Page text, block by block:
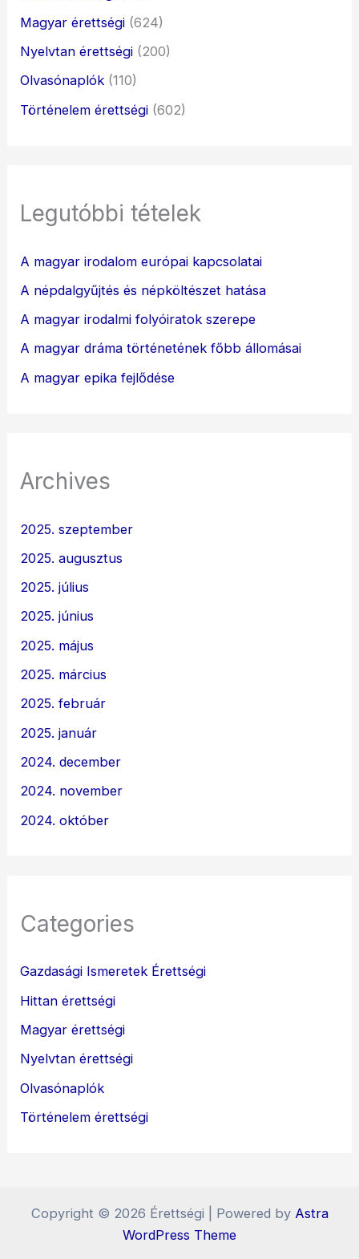
Magyar érettségi (624)
Nyelvtan érettségi (200)
Olvasónaplók (110)
Történelem érettségi (602)
Legutóbbi tételek
A magyar irodalom európai kapcsolatai
A népdalgyűjtés és népköltészet hatása
A magyar irodalmi folyóiratok szerepe
A magyar dráma történetének főbb állomásai
A magyar epika fejlődése
Archives
2025. szeptember
2025. augusztus
2025. július
2025. június
2025. május
2025. március
2025. február
2025. január
2024. december
2024. november
2024. október
Categories
Gazdasági Ismeretek Érettségi
Hittan érettségi
Magyar érettségi
Nyelvtan érettségi
Olvasónaplók
Történelem érettségi
Copyright © 2026 Érettségi | Powered by Astra
WordPress Theme